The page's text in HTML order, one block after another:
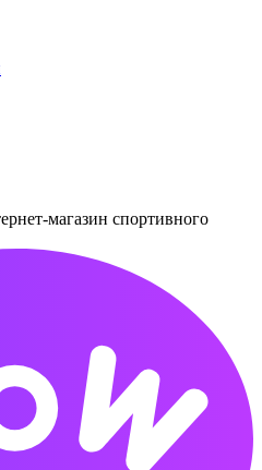
магазин спортивного